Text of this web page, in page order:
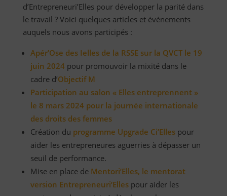
d’Entrepreneuri’Elles pour développer la parité dans
le travail ? Voici quelques articles et événements
auquels nous avons participés :
Apér’Ose des Ielles de la RSSE sur la QVCT le 19
juin 2024 pour promouvoir la mixité dans le
cadre d’Objectif M
Participation au salon « Elles entreprennent »
le 8 mars 2024 pour la journée internationale
des droits des femmes
Création du programme Upgrade Ci’Ellespour
aider les entrepreneures aguerries à dépasser un
seuil de performance.
Mise en place de Mentori’Elles, le mentorat
version Entrepreneuri’Ellespour aider les